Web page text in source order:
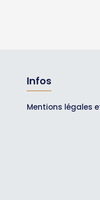
Infos
Mentions légales